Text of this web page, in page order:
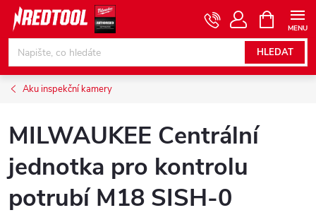
Přejít
obsah
HLEDAT
NÁKUPNÍ
KOŠÍK
Aku inspekční kamery
MILWAUKEE Centrální
jednotka pro kontrolu
potrubí M18 SISH-0